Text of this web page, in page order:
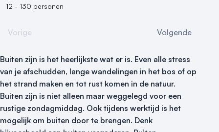
12 - 130 personen
Vorige Volgende
Buiten zijn is het heerlijkste wat er is. Even alle stress
van je afschudden, lange wandelingen in het bos of op
het strand maken en tot rust komen in de natuur.
Buiten zijn is niet alleen maar weggelegd voor een
rustige zondagmiddag. Ook tijdens werktijd is het
mogelijk om buiten door te brengen. Denk